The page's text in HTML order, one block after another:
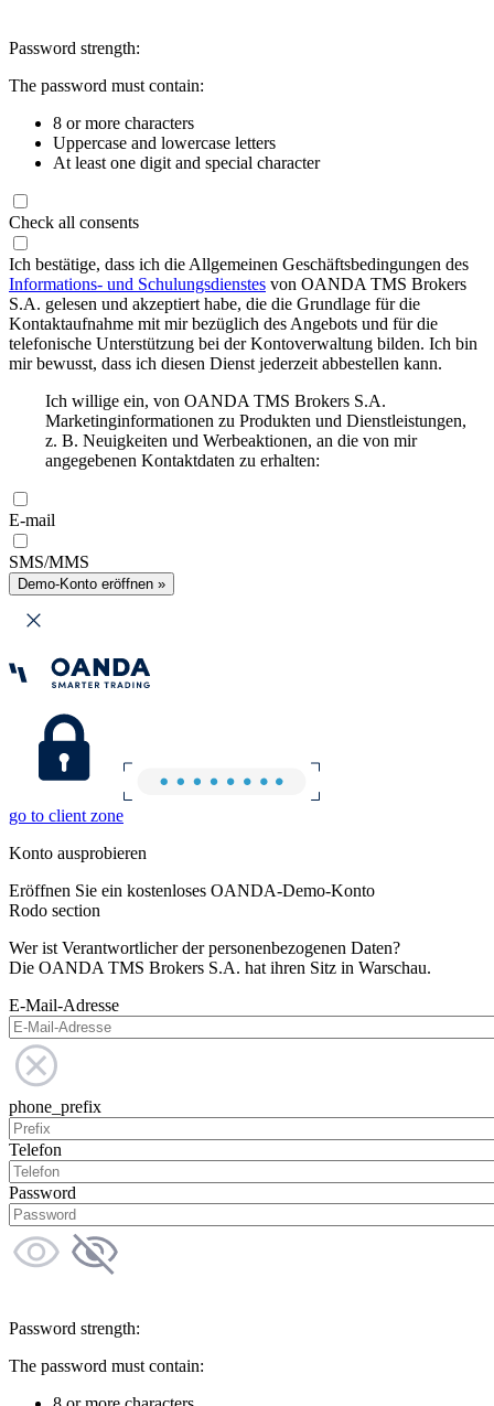
Password strength:
The password must contain:
8 or more characters
Uppercase and lowercase letters
At least one digit and special character
Check all consents
Ich bestätige, dass ich die Allgemeinen Geschäftsbedingungen des
Informations- und Schulungsdienstes von OANDA TMS Brokers
S.A. gelesen und akzeptiert habe, die die Grundlage für die
Kontaktaufnahme mit mir bezüglich des Angebots und für die
telefonische Unterstützung bei der Kontoverwaltung bilden. Ich bin
mir bewusst, dass ich diesen Dienst jederzeit abbestellen kann.
Ich willige ein, von OANDA TMS Brokers S.A.
Marketinginformationen zu Produkten und Dienstleistungen,
z. B. Neuigkeiten und Werbeaktionen, an die von mir
angegebenen Kontaktdaten zu erhalten:
E-mail
SMS/MMS
Demo-Konto eröffnen »
go to client zone
Konto ausprobieren
Eröffnen Sie ein kostenloses OANDA-Demo-Konto
Rodo section
Wer ist Verantwortlicher der personenbezogenen Daten?
Die OANDA TMS Brokers S.A. hat ihren Sitz in Warschau.
E-Mail-Adresse
phone_prefix
Telefon
Password
Password strength:
The password must contain: